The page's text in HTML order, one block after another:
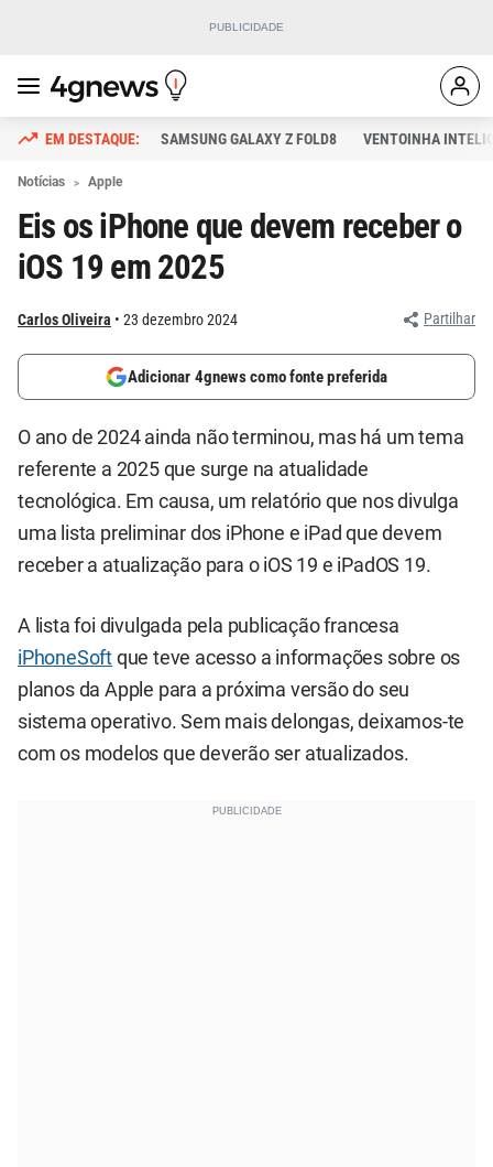
SAMSUNG GALAXY Z FOLD8 VENTOINHA
Notícias Apple
Eis os iPhone que devem receber o
iOS 19 em 2025
Carlos Oliveira 23 dezembro 2024 Partilhar
Adicionar 4gnews como fonte preferida
O ano de 2024 ainda não terminou, mas há um tema
referente a 2025 que surge na atualidade
tecnológica. Em causa, um relatório que nos divulga
uma lista preliminar dos iPhone e iPad que devem
receber a atualização para o iOS 19 e iPadOS 19.
A lista foi divulgada pela publicação francesa
iPhoneSoft que teve acesso a informações sobre os
planos da Apple para a próxima versão do seu
sistema operativo. Sem mais delongas, deixamos-te
com os modelos que deverão ser atualizados.